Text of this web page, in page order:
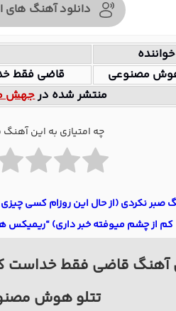
دانلود آهنگ های
خواننده
مصنوعی
قاضی فقط
منتشر شده درجهش
چه امتیازی به این
صبر نکردی (از حال این روزام کسی
کم از چشم میوفته خبر داری) “ریمیکس
آهنگ قاضی فقط خداست که
تتلو هوش